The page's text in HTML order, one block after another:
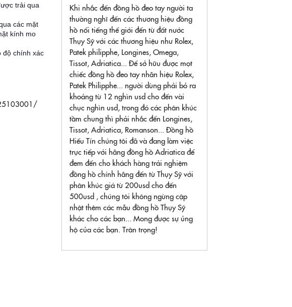
trải qua
các mặt
kính mo
độ chính xác
Khi nhắc đến đồng hồ đeo tay người ta
thường nghĩ đến các thương hiệu đồng
hồ nổi tiếng thế giới đến từ đất nước
Thụy Sỹ với các thương hiệu như Rolex,
Patek philipphe, Longines, Omega,
Tissot, Adriatica... Để sở hữu được mọt
chiếc đồng hồ đeo tay nhãn hiệu Rolex,
Patek Philipphe... người dùng phải bỏ ra
khoảng từ 12 nghìn usd cho đến vài
chục nghìn usd, trong đó các phân khúc
tầm chung thì phải nhắc đến Longines,
Tissot, Adriatica, Romanson... Đồng hồ
Hiếu Tín chúng tôi đã và đang làm việc
trực tiếp với hãng đồng hồ Adriatica để
đem đến cho khách hàng trải nghiệm
đồng hồ chính hãng đến từ Thụy Sỹ với
phân khúc giá từ 200usd cho đến
500usd , chúng tôi không ngừng cập
nhật thêm các mẫu đồng hồ Thụy Sỹ
khác cho các bạn... Mong được sự ủng
hộ của các bạn. Trân trọng!